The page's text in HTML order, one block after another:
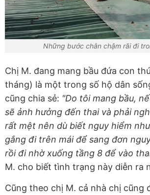
Những bước chân chậm rãi đi
Chị M. đang mang bầu đứa con
tháng) là một trong số hộ dân
cũng chia sẻ: "Do tôi mang bầu,
sẽ ảnh hưởng đến thai và phải
rất mệt nên dù biết nguy hiểm
gắng đi trên mái để sang đơn
rồi đi nhờ xuống tầng 8 để vào
M. cho biết tình trạng này diễn ra
Cũng theo chị M. cả nhà chị cũng